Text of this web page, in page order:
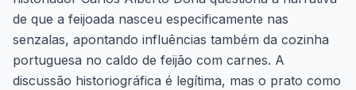
de que a feijoada nasceu especificamente nas
senzalas, apontando influências também da cozinha
portuguesa no caldo de feijão com carnes. A
discussão historiográfica é legítima, mas o prato como